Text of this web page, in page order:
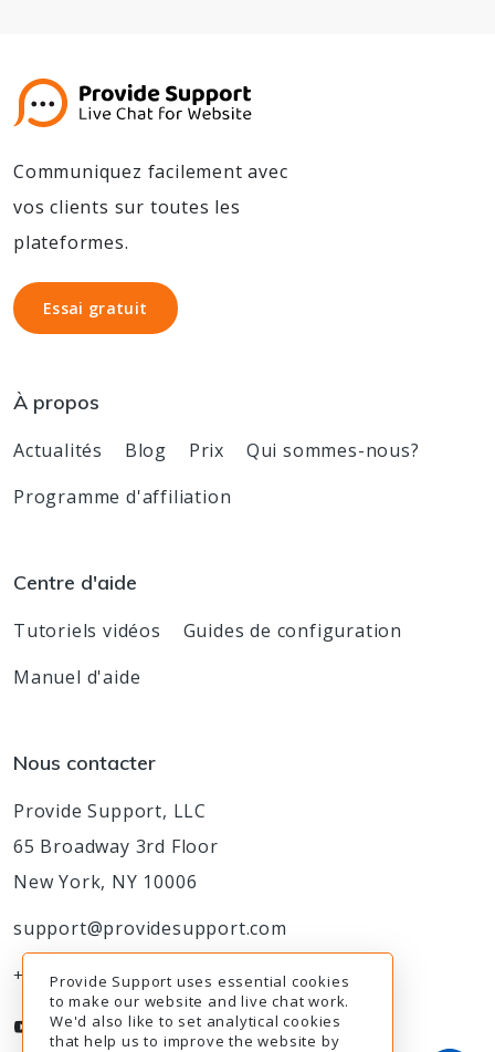
Communiquez facilement avec
vos clients sur toutes les
plateformes.
Essai gratuit
Essai gratuit
À propos
Actualités Blog Prix
Qui sommes-nous?
Programme d'affiliation
Centre d'aide
Tutoriels vidéos
Guides de configuration
Manuel d'aide
Nous contacter
Provide Support, LLC
65 Broadway 3rd Floor
New York, NY 10006
support@providesupport.com
+1-888-777-9930
Provide Support uses essential cookies
to make our website and live chat work.
We'd also like to set analytical cookies
that help us to improve the website by